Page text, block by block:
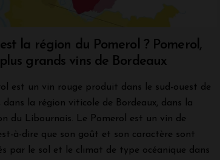
la région du Pomerol ? Pomerol,
grands vins de Bordeaux
est un vin rouge produit dans le sud-ouest de
dans la région viticole de Bordeaux, dans la
du Libournais. Le Pomerol est un vin de
à-dire que son goût et son caractère sont
par le sol et le climat de type océanique dans